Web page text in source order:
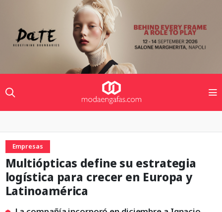
Empresas
Multiópticas define su estrategia
logística para crecer en Europa y
Latinoamérica